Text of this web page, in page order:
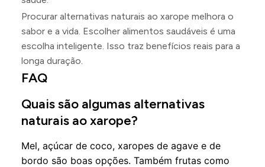
Procurar alternativas naturais ao xarope melhora o
sabor e a vida. Escolher alimentos saudáveis é uma
escolha inteligente. Isso traz benefícios reais para a
longa duração.
FAQ
Quais são algumas alternativas
naturais ao xarope?
Mel, açúcar de coco, xaropes de agave e de
bordo são boas opções. Também frutas como